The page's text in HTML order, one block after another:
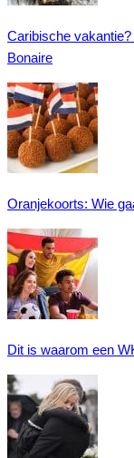
Caribische
Bonaire
Oranjekoorts: Wie
Dit is waarom een